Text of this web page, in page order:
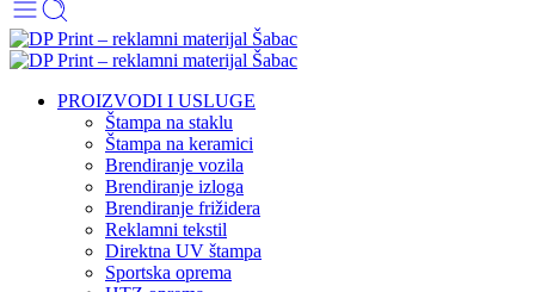
PROIZVODI I USLUGE
Štampa na staklu
Štampa na keramici
Brendiranje vozila
Brendiranje izloga
Brendiranje frižidera
Reklamni tekstil
Direktna UV štampa
Sportska oprema